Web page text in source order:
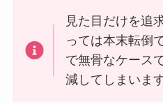
見た目だけを追
っては本末転倒
で無骨なケース
減してしまいま